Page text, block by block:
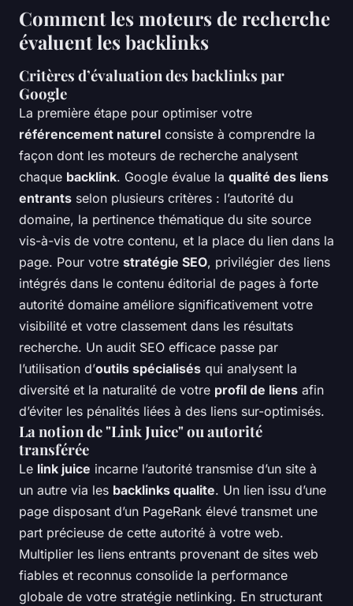
Comment les moteurs de recherche
évaluent les backlinks
Critères d’évaluation des backlinks par
Google
La première étape pour optimiser votre
référencement naturel consiste à comprendre la
façon dont les moteurs de recherche analysent
chaque backlink. Google évalue la qualité des liens
entrants selon plusieurs critères : l’autorité du
domaine, la pertinence thématique du site source
vis-à-vis de votre contenu, et la place du lien dans la
page. Pour votre stratégie SEO, privilégier des liens
intégrés dans le contenu éditorial de pages à forte
autorité domaine améliore significativement votre
visibilité et votre classement dans les résultats
recherche. Un audit SEO efficace passe par
l’utilisation d’outils spécialisés qui analysent la
diversité et la naturalité de votre profil de liens afin
d’éviter les pénalités liées à des liens sur-optimisés.
La notion de "Link Juice" ou autorité
transférée
Le link juice incarne l’autorité transmise d’un site à
un autre via les backlinks qualite. Un lien issu d’une
page disposant d’un PageRank élevé transmet une
part précieuse de cette autorité à votre web.
Multiplier les liens entrants provenant de sites web
fiables et reconnus consolide la performance
globale de votre stratégie netlinking. En structurant